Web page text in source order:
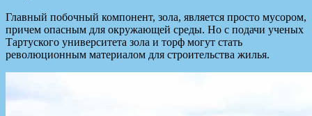
Главный побочный компонент, зола, является просто мусором,
причем опасным для окружающей среды. Но с подачи ученых
Тартуского университета зола и торф могут стать
революционным материалом для строительства жилья.